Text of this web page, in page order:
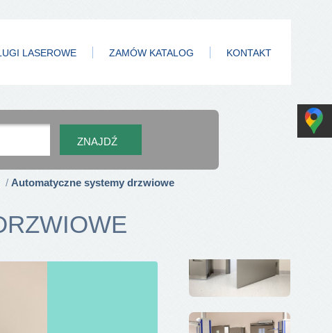
LASEROWE ZAMÓW KATALOG KONTAKT
Automatyczne systemy drzwiowe